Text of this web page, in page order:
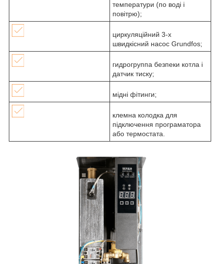
температури (по воді і
повітрю);
циркуляційний 3-х
швидкісний насос Grundfos;
гидрогруппа безпеки котла і
датчик тиску;
мідні фітинги;
клемна колодка для
підключення програматора
або термостата.